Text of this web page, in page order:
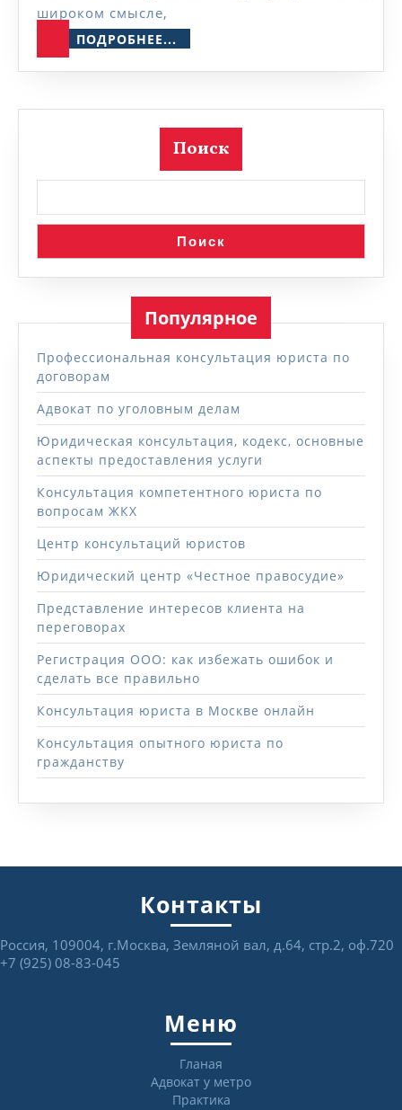
широком смысле,
ПОДРОБНЕЕ...
Поиск
Поиск
Популярное
Профессиональная консультация юриста по
договорам
Адвокат по уголовным делам
Юридическая консультация, кодекс, основные
аспекты предоставления услуги
Консультация компетентного юриста по
вопросам ЖКХ
Центр консультаций юристов
Юридический центр «Честное правосудие»
Представление интересов клиента на
переговорах
Регистрация ООО: как избежать ошибок и
сделать все правильно
Консультация юриста в Москве онлайн
Консультация опытного юриста по
гражданству
Контакты
Россия, 109004, г.Москва, Земляной вал, д.64, стр.2, оф.720
+7 (925) 08-83-045
Меню
Гланая
Адвокат у метро
Практика